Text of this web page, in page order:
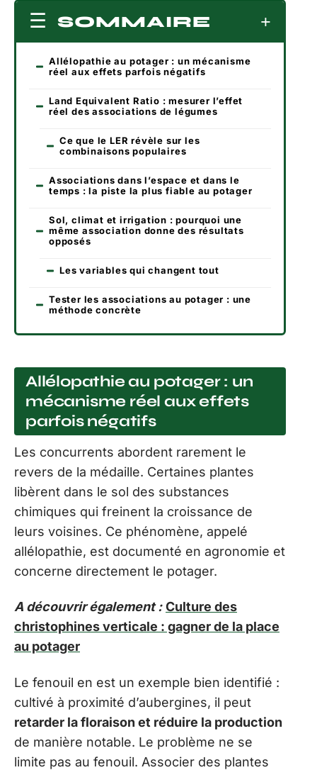
SOMMAIRE
Allélopathie au potager : un mécanisme
réel aux effets parfois négatifs
Land Equivalent Ratio : mesurer l’effet
réel des associations de légumes
Ce que le LER révèle sur les
combinaisons populaires
Associations dans l’espace et dans le
temps : la piste la plus fiable au potager
Sol, climat et irrigation : pourquoi une
même association donne des résultats
opposés
Les variables qui changent tout
Tester les associations au potager : une
méthode concrète
Allélopathie au potager : un
mécanisme réel aux effets
parfois négatifs
Les concurrents abordent rarement le
revers de la médaille. Certaines plantes
libèrent dans le sol des substances
chimiques qui freinent la croissance de
leurs voisines. Ce phénomène, appelé
allélopathie, est documenté en agronomie et
concerne directement le potager.
A découvrir également : Culture des
christophines verticale : gagner de la place
au potager
Le fenouil en est un exemple bien identifié :
cultivé à proximité d’aubergines, il peut
retarder la floraison et réduire la production
de manière notable. Le problème ne se
limite pas au fenouil. Associer des plantes